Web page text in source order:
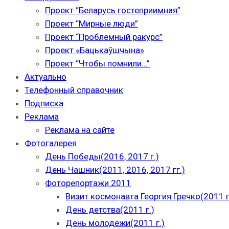
Проект “Беларусь гостеприимная”
Проект “Мирные люди”
Проект “Проблемный ракурс”
Проект «Бацькаўшчына»
Проект “Чтобы помнили…”
Актуально
Телефонный справочник
Подписка
Реклама
Реклама на сайте
Фотогалерея
День Победы(2016, 2017 г.)
День Чашник(2011, 2016, 2017 гг.)
Фоторепортажи 2011
Визит космонавта Георгия Гречко(2011
День детства(2011 г.)
День молодёжи(2011 г.)